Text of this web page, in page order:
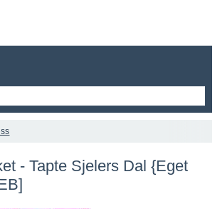
- Tapte Sjelers Dal {Eget